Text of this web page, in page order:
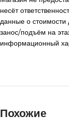
несёт
данные о стоимости
занос/подъём на
информационный
Похожие